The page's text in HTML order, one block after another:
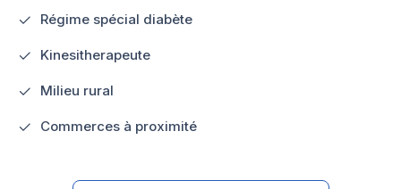
Régime spécial diabète
Kinesitherapeute
Milieu rural
Commerces à proximité